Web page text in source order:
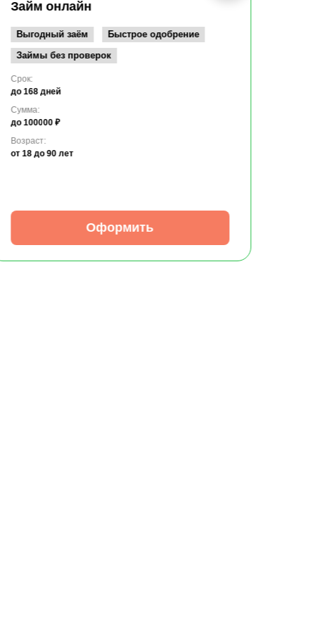
Займ онлайн
Выгодный заём
Быстрое одобрение
Займы без проверок
Срок:
до 168 дней
Сумма:
до 100000 ₽
Возраст:
от 18 до 90 лет
Оформить